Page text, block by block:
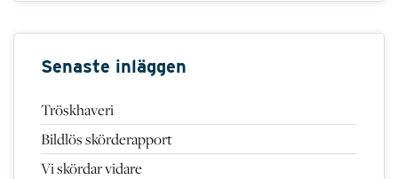
Senaste inläggen
Tröskhaveri
Bildlös skörderapport
Vi skördar vidare